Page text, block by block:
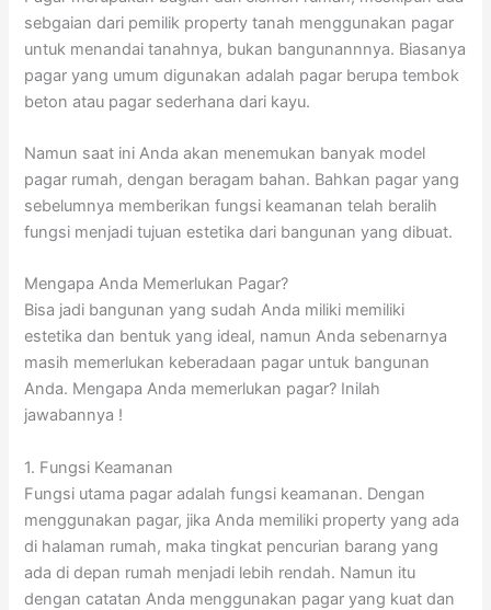
sebgaian dari pemilik property tanah menggunakan pagar
untuk menandai tanahnya, bukan bangunannnya. Biasanya
pagar yang umum digunakan adalah pagar berupa tembok
beton atau pagar sederhana dari kayu.
Namun saat ini Anda akan menemukan banyak model
pagar rumah, dengan beragam bahan. Bahkan pagar yang
sebelumnya memberikan fungsi keamanan telah beralih
fungsi menjadi tujuan estetika dari bangunan yang dibuat.
Mengapa Anda Memerlukan Pagar?
Bisa jadi bangunan yang sudah Anda miliki memiliki
estetika dan bentuk yang ideal, namun Anda sebenarnya
masih memerlukan keberadaan pagar untuk bangunan
Anda. Mengapa Anda memerlukan pagar? Inilah
jawabannya !
1. Fungsi Keamanan
Fungsi utama pagar adalah fungsi keamanan. Dengan
menggunakan pagar, jika Anda memiliki property yang ada
di halaman rumah, maka tingkat pencurian barang yang
ada di depan rumah menjadi lebih rendah. Namun itu
dengan catatan Anda menggunakan pagar yang kuat dan